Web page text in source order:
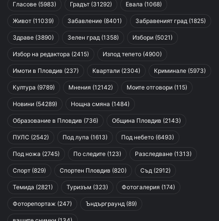
Гласове (5983) Градът (31292) Евала (1068)
Живот (11039) Забавление (8401) Забравеният град (1825)
Здраве (3890) Зелен град (1358) Избори (5021)
Избор на редактора (2415) Изпод тепето (4900)
Имоти в Пловдив (237) Квартали (2304) Криминале (5973)
Култура (9789) Мнения (12142) Моите отговори (115)
Новини (54289) Нощна смяна (1484)
Образование в Пловдив (736) Община Пловдив (2143)
ПУЛС (2542) Под лупа (1613) Под небето (6493)
Под ножа (2745) По следите (123) Разследване (1313)
Спорт (829) Спортен Пловдив (820) Съд (2912)
Темида (2821) Туризъм (323) Фотогалерия (174)
Фоторепортаж (247) Ъндърграунд (89)